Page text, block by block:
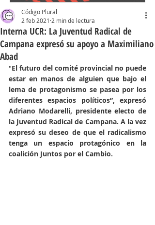
Interna UCR: La Juventud Radical de
Campana expresó su apoyo a Maximiliano
Abad
Código Plural
2 feb 2021 2 min de lectura
"El futuro del comité provincial no puede
estar en manos de alguien que bajo el
lema de protagonismo se pasea por los
diferentes espacios políticos”, expresó
Adriano Modarelli, presidente electo de
la Juventud Radical de Campana. A la vez
expresó su deseo de que el radicalismo
tenga un espacio protagónico en la
coalición Juntos por el Cambio.